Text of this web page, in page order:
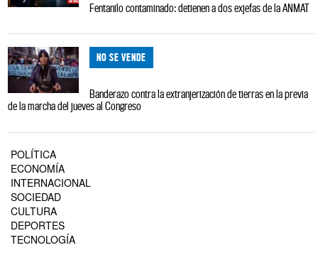
Fentanilo contaminado: detienen a dos exjefas de la ANMAT
NO SE VENDE
Banderazo contra la extranjerización de tierras en la previa
de la marcha del jueves al Congreso
POLÍTICA
ECONOMÍA
INTERNACIONAL
SOCIEDAD
CULTURA
DEPORTES
TECNOLOGÍA